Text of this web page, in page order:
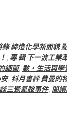
錄 締造化學新面貌
, 專 輯 下一波工業
細菌, 數・生活與
, 科月書評 費曼的
三聚氰胺事件, 閱